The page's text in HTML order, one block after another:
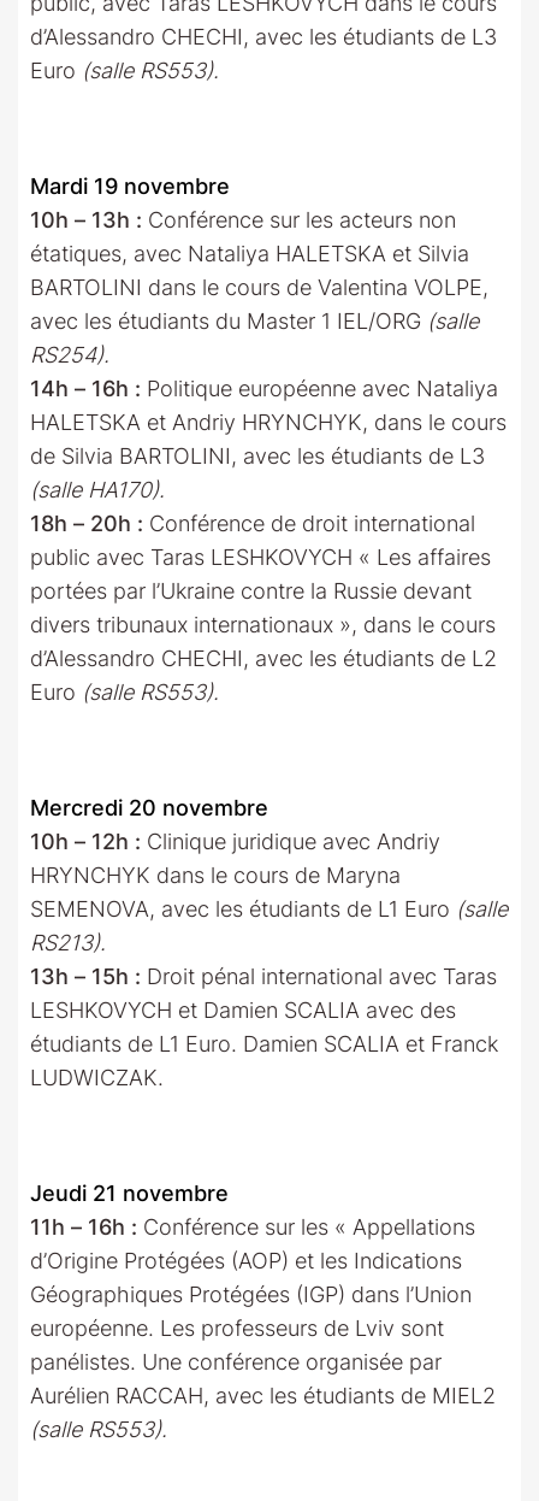
d’Alessandro CHECHI, avec les étudiants de L3
Euro (salle RS553).
Mardi 19 novembre
10h – 13h : Conférence sur les acteurs non
étatiques, avec Nataliya HALETSKA et Silvia
BARTOLINI dans le cours de Valentina VOLPE,
avec les étudiants du Master 1 IEL/ORG (salle
RS254).
14h – 16h : Politique européenne avec Nataliya
HALETSKA et Andriy HRYNCHYK, dans le cours
de Silvia BARTOLINI, avec les étudiants de L3
(salle HA170).
18h – 20h : Conférence de droit international
public avec Taras LESHKOVYCH « Les affaires
portées par l’Ukraine contre la Russie devant
divers tribunaux internationaux », dans le cours
d’Alessandro CHECHI, avec les étudiants de L2
Euro (salle RS553).
Mercredi 20 novembre
10h – 12h : Clinique juridique avec Andriy
HRYNCHYK dans le cours de Maryna
SEMENOVA, avec les étudiants de L1 Euro (salle
RS213).
13h – 15h : Droit pénal international avec Taras
LESHKOVYCH et Damien SCALIA avec des
étudiants de L1 Euro. Damien SCALIA et Franck
LUDWICZAK.
Jeudi 21 novembre
11h – 16h : Conférence sur les « Appellations
d’Origine Protégées (AOP) et les Indications
Géographiques Protégées (IGP) dans l’Union
européenne. Les professeurs de Lviv sont
panélistes. Une conférence organisée par
Aurélien RACCAH, avec les étudiants de MIEL2
(salle RS553).